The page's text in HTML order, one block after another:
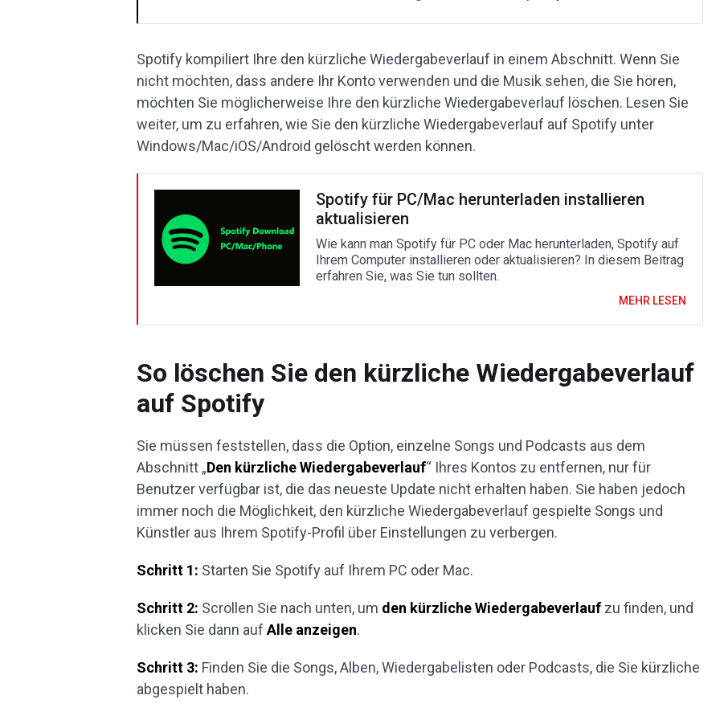
Spotify kompiliert Ihre den kürzliche Wiedergabeverlauf in einem Abschnitt. Wenn Sie
nicht möchten, dass andere Ihr Konto verwenden und die Musik sehen, die Sie hören,
möchten Sie möglicherweise Ihre den kürzliche Wiedergabeverlauf löschen. Lesen Sie
weiter, um zu erfahren, wie Sie den kürzliche Wiedergabeverlauf auf Spotify unter
Windows/Mac/iOS/Android gelöscht werden können.
Spotify für PC/Mac herunterladen installieren
aktualisieren
Wie kann man Spotify für PC oder Mac herunterladen, Spotify auf
Ihrem Computer installieren oder aktualisieren? In diesem Beitrag
erfahren Sie, was Sie tun sollten.
MEHR LESEN
So löschen Sie den kürzliche Wiedergabeverlauf
auf Spotify
Sie müssen feststellen, dass die Option, einzelne Songs und Podcasts aus dem
Abschnitt „Den kürzliche Wiedergabeverlauf“ Ihres Kontos zu entfernen, nur für
Benutzer verfügbar ist, die das neueste Update nicht erhalten haben. Sie haben jedoch
immer noch die Möglichkeit, den kürzliche Wiedergabeverlauf gespielte Songs und
Künstler aus Ihrem Spotify-Profil über Einstellungen zu verbergen.
Schritt 1: Starten Sie Spotify auf Ihrem PC oder Mac.
Schritt 2: Scrollen Sie nach unten, um den kürzliche Wiedergabeverlauf zu finden, und
klicken Sie dann aufAlle anzeigen.
Schritt 3: Finden Sie die Songs, Alben, Wiedergabelisten oder Podcasts, die Sie kürzliche
abgespielt haben.